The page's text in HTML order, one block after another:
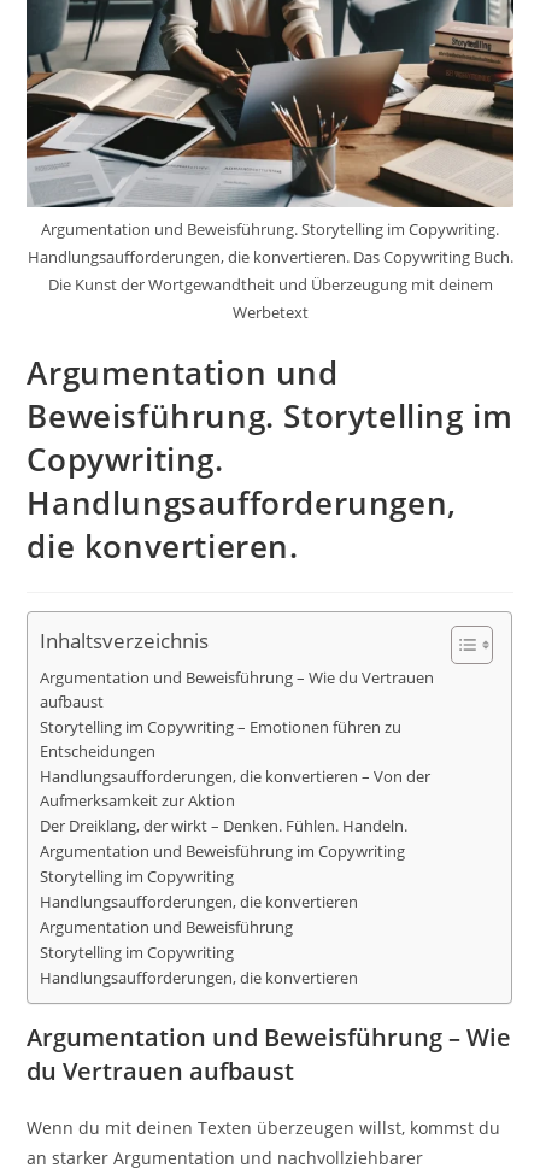
Argumentation und Beweisführung. Storytelling im Copywriting.
Handlungsaufforderungen, die konvertieren. Das Copywriting Buch.
Die Kunst der Wortgewandtheit und Überzeugung mit deinem
Werbetext
Argumentation und
Beweisführung. Storytelling im
Copywriting.
Handlungsaufforderungen,
die konvertieren.
Inhaltsverzeichnis
Argumentation und Beweisführung – Wie du Vertrauen
aufbaust
Storytelling im Copywriting – Emotionen führen zu
Entscheidungen
Handlungsaufforderungen, die konvertieren – Von der
Aufmerksamkeit zur Aktion
Der Dreiklang, der wirkt – Denken. Fühlen. Handeln.
Argumentation und Beweisführung im Copywriting
Storytelling im Copywriting
Handlungsaufforderungen, die konvertieren
Argumentation und Beweisführung
Storytelling im Copywriting
Handlungsaufforderungen, die konvertieren
Argumentation und Beweisführung – Wie
du Vertrauen aufbaust
Wenn du mit deinen Texten überzeugen willst, kommst du
an starker Argumentation und nachvollziehbarer